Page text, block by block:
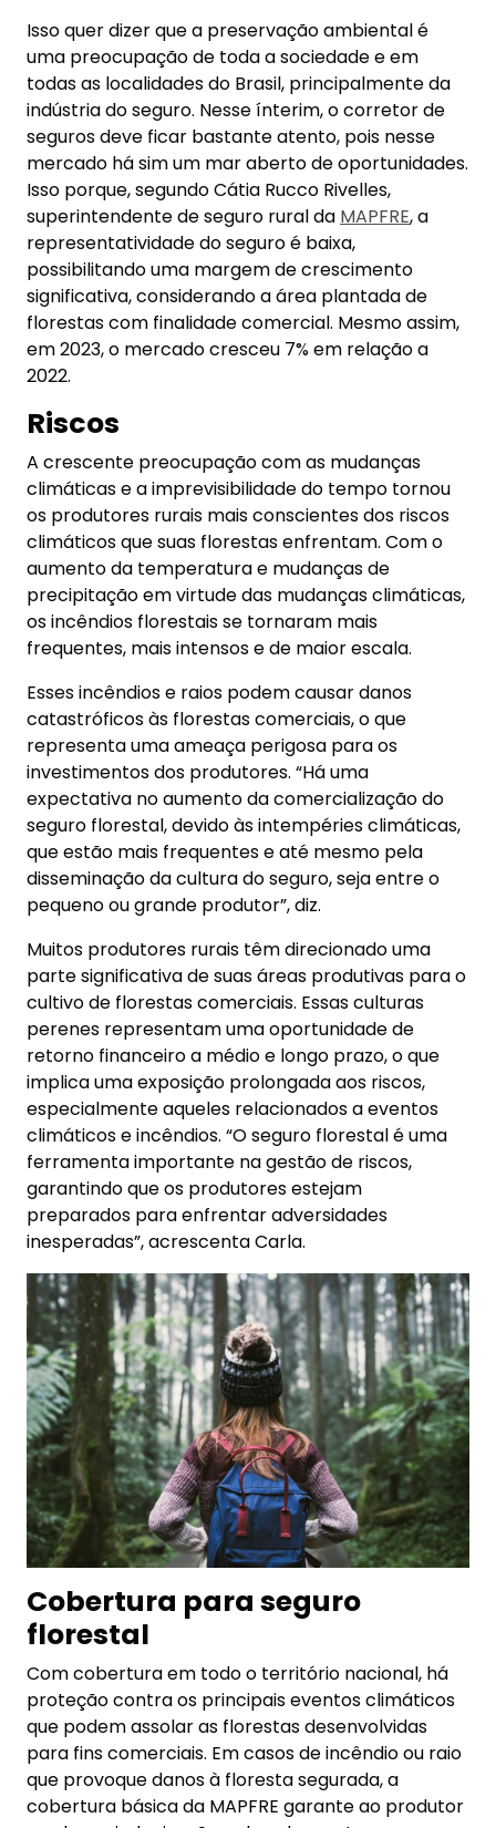
Isso quer dizer que a preservação ambiental é
uma preocupação de toda a sociedade e em
todas as localidades do Brasil, principalmente da
indústria do seguro. Nesse ínterim, o corretor de
seguros deve ficar bastante atento, pois nesse
mercado há sim um mar aberto de oportunidades.
Isso porque, segundo Cátia Rucco Rivelles,
superintendente de seguro rural da MAPFRE, a
representatividade do seguro é baixa,
possibilitando uma margem de crescimento
significativa, considerando a área plantada de
florestas com finalidade comercial. Mesmo assim,
em 2023, o mercado cresceu 7% em relação a
2022.
Riscos
A crescente preocupação com as mudanças
climáticas e a imprevisibilidade do tempo tornou
os produtores rurais mais conscientes dos riscos
climáticos que suas florestas enfrentam. Com o
aumento da temperatura e mudanças de
precipitação em virtude das mudanças climáticas,
os incêndios florestais se tornaram mais
frequentes, mais intensos e de maior escala.
Esses incêndios e raios podem causar danos
catastróficos às florestas comerciais, o que
representa uma ameaça perigosa para os
investimentos dos produtores. “Há uma
expectativa no aumento da comercialização do
seguro florestal, devido às intempéries climáticas,
que estão mais frequentes e até mesmo pela
disseminação da cultura do seguro, seja entre o
pequeno ou grande produtor”, diz.
Muitos produtores rurais têm direcionado uma
parte significativa de suas áreas produtivas para o
cultivo de florestas comerciais. Essas culturas
perenes representam uma oportunidade de
retorno financeiro a médio e longo prazo, o que
implica uma exposição prolongada aos riscos,
especialmente aqueles relacionados a eventos
climáticos e incêndios. “O seguro florestal é uma
ferramenta importante na gestão de riscos,
garantindo que os produtores estejam
preparados para enfrentar adversidades
inesperadas”, acrescenta Carla.
Cobertura para seguro
florestal
Com cobertura em todo o território nacional, há
proteção contra os principais eventos climáticos
que podem assolar as florestas desenvolvidas
para fins comerciais. Em casos de incêndio ou raio
que provoque danos à floresta segurada, a
cobertura básica da MAPFRE garante ao produtor